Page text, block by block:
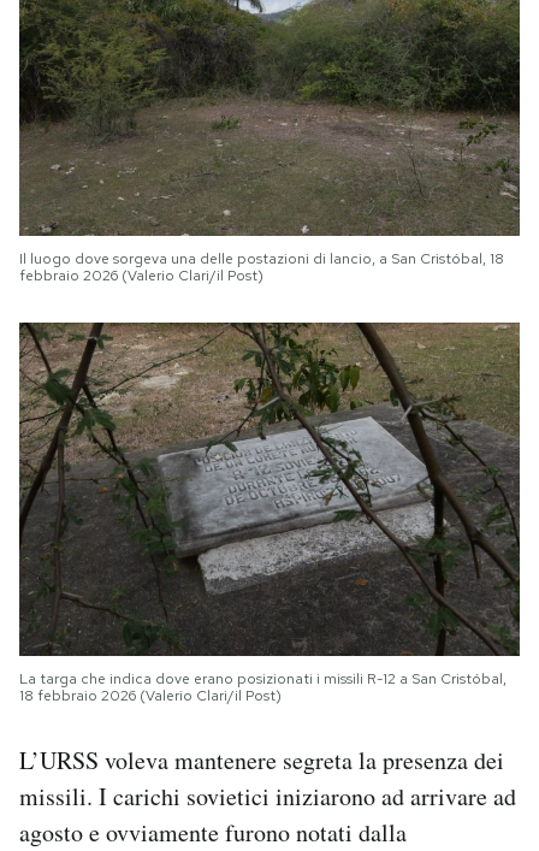
Il luogo dove sorgeva una delle postazioni di lancio, a San Cristóbal, 18
febbraio 2026 (Valerio Clari/il Post)
La targa che indica dove erano posizionati i missili R-12 a San Cristóbal,
18 febbraio 2026 (Valerio Clari/il Post)
L’URSS voleva mantenere segreta la presenza dei
missili. I carichi sovietici iniziarono ad arrivare ad
agosto e ovviamente furono notati dalla